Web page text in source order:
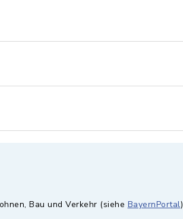
Bau und Verkehr (siehe BayernPortal)